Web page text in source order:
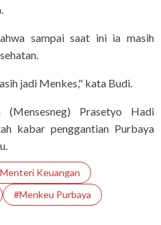
sampai saat ini ia masih
jadi Menkes," kata Budi.
Prasetyo Hadi
kabar penggantian Purbaya
Keuangan
#Menkeu Purbaya